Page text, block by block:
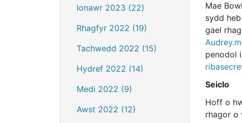
Ionawr 2023 (22)
Rhagfyr 2022 (19)
Tachwedd 2022 (15)
Hydref 2022 (14)
Medi 2022 (9)
Awst 2022 (12)
Mae
sydd
gael
penodol
Seiclo
Hoff o
rhagor o